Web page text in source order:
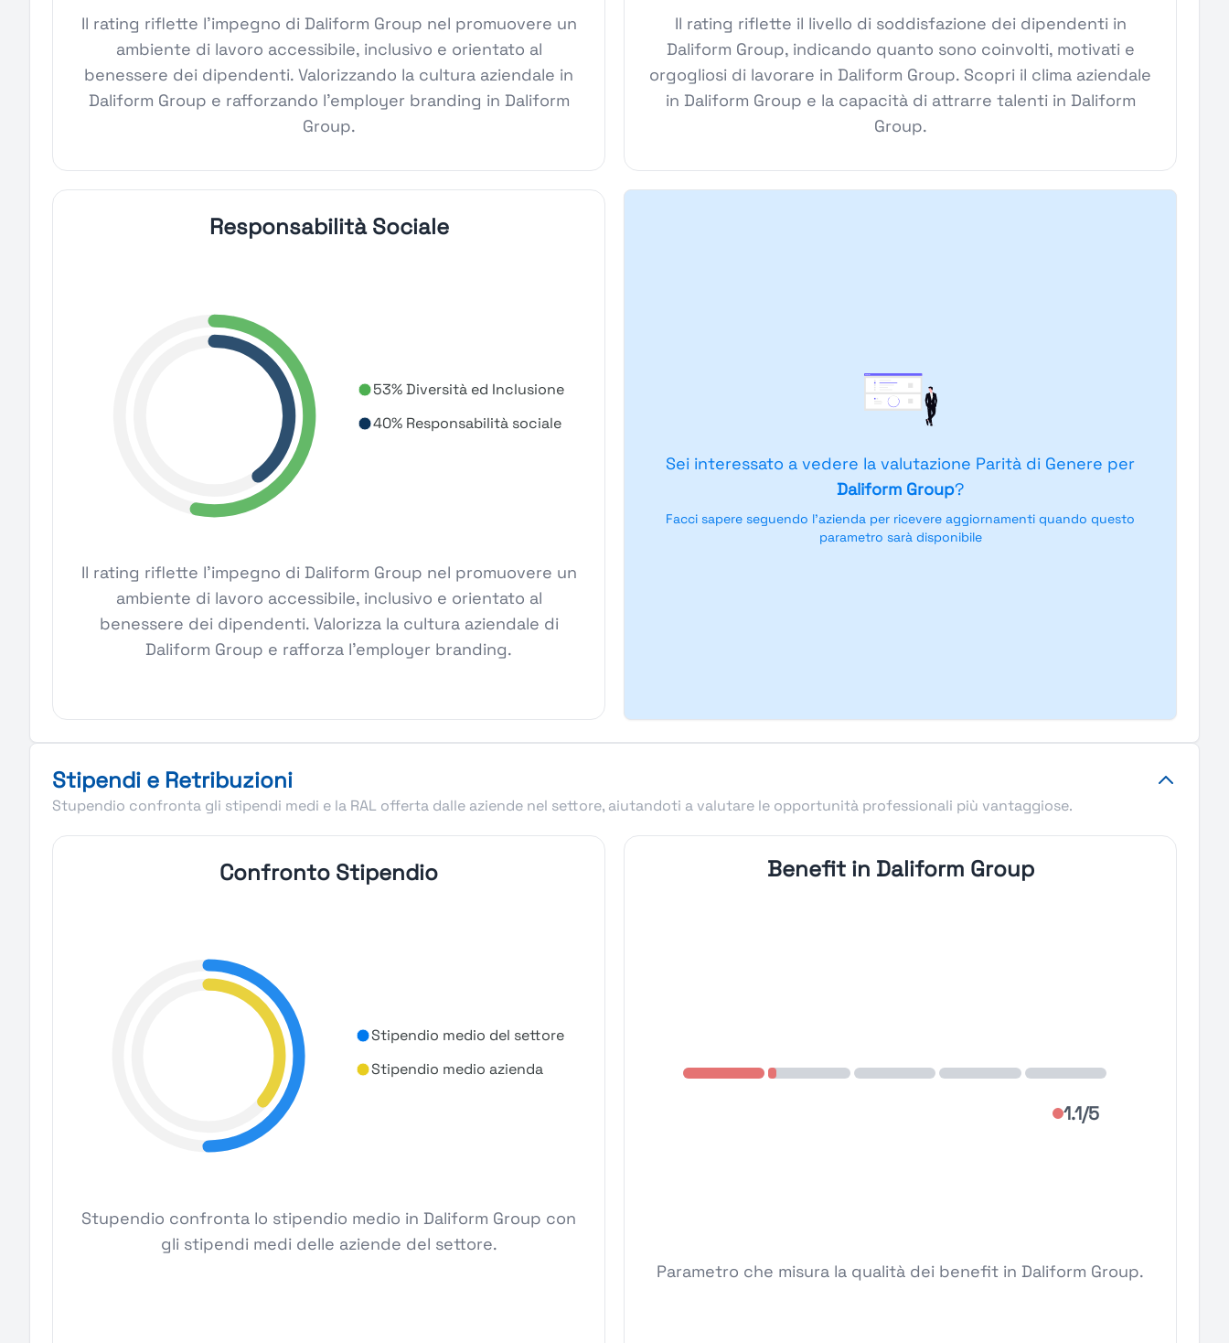
Il rating riflette l'impegno di Daliform Group nel promuovere un
ambiente di lavoro accessibile, inclusivo e orientato al
benessere dei dipendenti. Valorizzando la cultura aziendale in
Daliform Group e rafforzando l'employer branding in Daliform
Group.
Il rating riflette il livello di soddisfazione dei dipendenti in
Daliform Group, indicando quanto sono coinvolti, motivati e
orgogliosi di lavorare in Daliform Group. Scopri il clima aziendale
in Daliform Group e la capacità di attrarre talenti in Daliform
Group.
Responsabilità Sociale
53% Diversità ed Inclusione
40% Responsabilità sociale
Il rating riflette l'impegno di Daliform Group nel promuovere un
ambiente di lavoro accessibile, inclusivo e orientato al
benessere dei dipendenti. Valorizza la cultura aziendale di
Daliform Group e rafforza l'employer branding.
Sei interessato a vedere la valutazione Parità di Genere per
Daliform Group?
Facci sapere seguendo l'azienda per ricevere aggiornamenti quando questo
parametro sarà disponibile
Stipendi e Retribuzioni
Stupendio confronta gli stipendi medi e la RAL offerta dalle aziende nel settore, aiutandoti a valutare le opportunità professionali più vantaggiose.
Confronto Stipendio
Stipendio medio del settore
Stipendio medio azienda
Stupendio confronta lo stipendio medio in Daliform Group con
gli stipendi medi delle aziende del settore.
Benefit in Daliform Group
1.1/5
Parametro che misura la qualità dei benefit in Daliform Group.